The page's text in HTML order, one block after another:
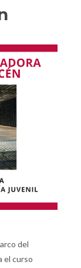
del
el curso